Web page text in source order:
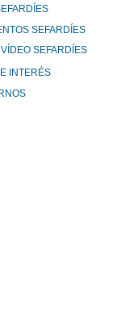
SEFARDÍES
SEFARDÍES
INTERÉS